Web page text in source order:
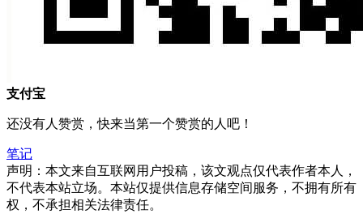
支付宝
还没有人赞赏，快来当第一个赞赏的人吧！
笔记
声明：本文来自互联网用户投稿，该文观点仅代表作者本人，
不代表本站立场。本站仅提供信息存储空间服务，不拥有所有
权，不承担相关法律责任。